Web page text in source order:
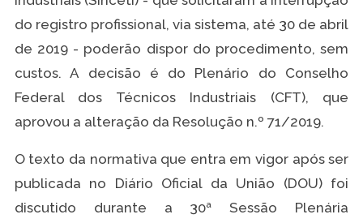
do registro profissional, via sistema, até 30 de abril
de 2019 - poderão dispor do procedimento, sem
custos. A decisão é do Plenário do Conselho
Federal dos Técnicos Industriais (CFT), que
aprovou a alteração da Resolução n.º 71/2019.
O texto da normativa que entra em vigor após ser
publicada no Diário Oficial da União (DOU) foi
discutido durante a 30ª Sessão Plenária